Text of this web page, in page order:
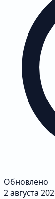
Обновлено
2 августа